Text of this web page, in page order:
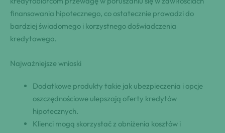
finansowania hipotecznego, co ostatecznie prowadzi do
bardziej świadomego i korzystnego doświadczenia
kredytowego.
Najważniejsze wnioski
Dodatkowe produkty takie jak ubezpieczenia i opcje
oszczędnościowe ulepszają oferty kredytów
hipotecznych.
Klienci mogą skorzystać z obniżenia kosztów i